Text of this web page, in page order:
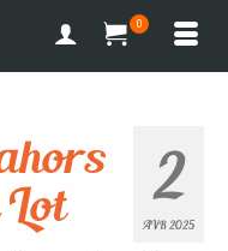
0
2
AVR 2025